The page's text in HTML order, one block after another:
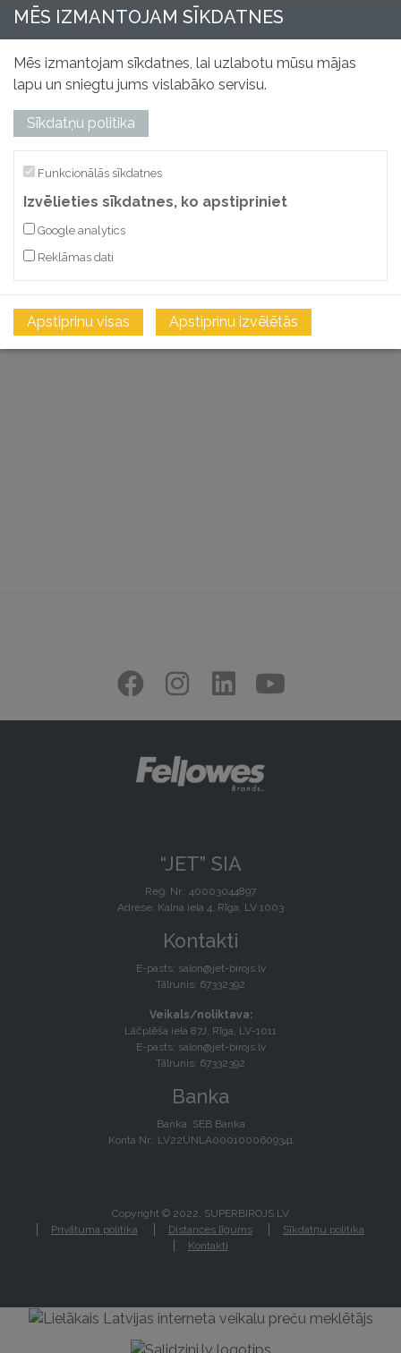
“JET” SIA
Reģ. Nr.: 40003044897
Adrese: Kalna iela 4, Rīga, LV 1003
Kontakti
E-pasts: salon@jet-birojs.lv
Tālrunis: 67332392
Veikals/noliktava:
Lāčplēša iela 87J, Rīga, LV-1011
E-pasts: salon@jet-birojs.lv
Tālrunis: 67332392
Banka
Banka: SEB Banka
Konta Nr.: LV22UNLA0001000609341
Copyright © 2022, SUPERBIROJS.LV
Privātuma politika
Distances līgums
Sīkdatņu politika
Kontakti
MĒS IZMANTOJAM SĪKDATNES
Mēs izmantojam sīkdatnes, lai uzlabotu mūsu mājas
lapu un sniegtu jums vislabāko servisu.
Sīkdatņu politika
Funkcionālās sīkdatnes
Izvēlieties sīkdatnes, ko apstipriniet
Google analytics
Reklāmas dati
Apstiprinu visas Apstiprinu izvēlētās